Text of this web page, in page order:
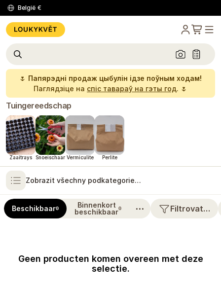
België €
🌷 Папярэдні продаж цыбулін ідзе поўным ходам!
Паглядзіце на спіс тавараў на гэты год. 🌷
Tuingereedschap
Zaaitrays Snoeischaar Vermiculite Perlite
Zobrazit všechny podkategorie…
Beschikbaar0
Binnenkort
beschikbaar0 ⋯ Filtrovat…
Geen producten komen overeen met deze
selectie.